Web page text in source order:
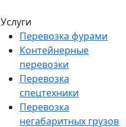
Услуги
Перевозка фурами
Контейнерные
перевозки
Перевозка
спецтехники
Перевозка
негабаритных грузов